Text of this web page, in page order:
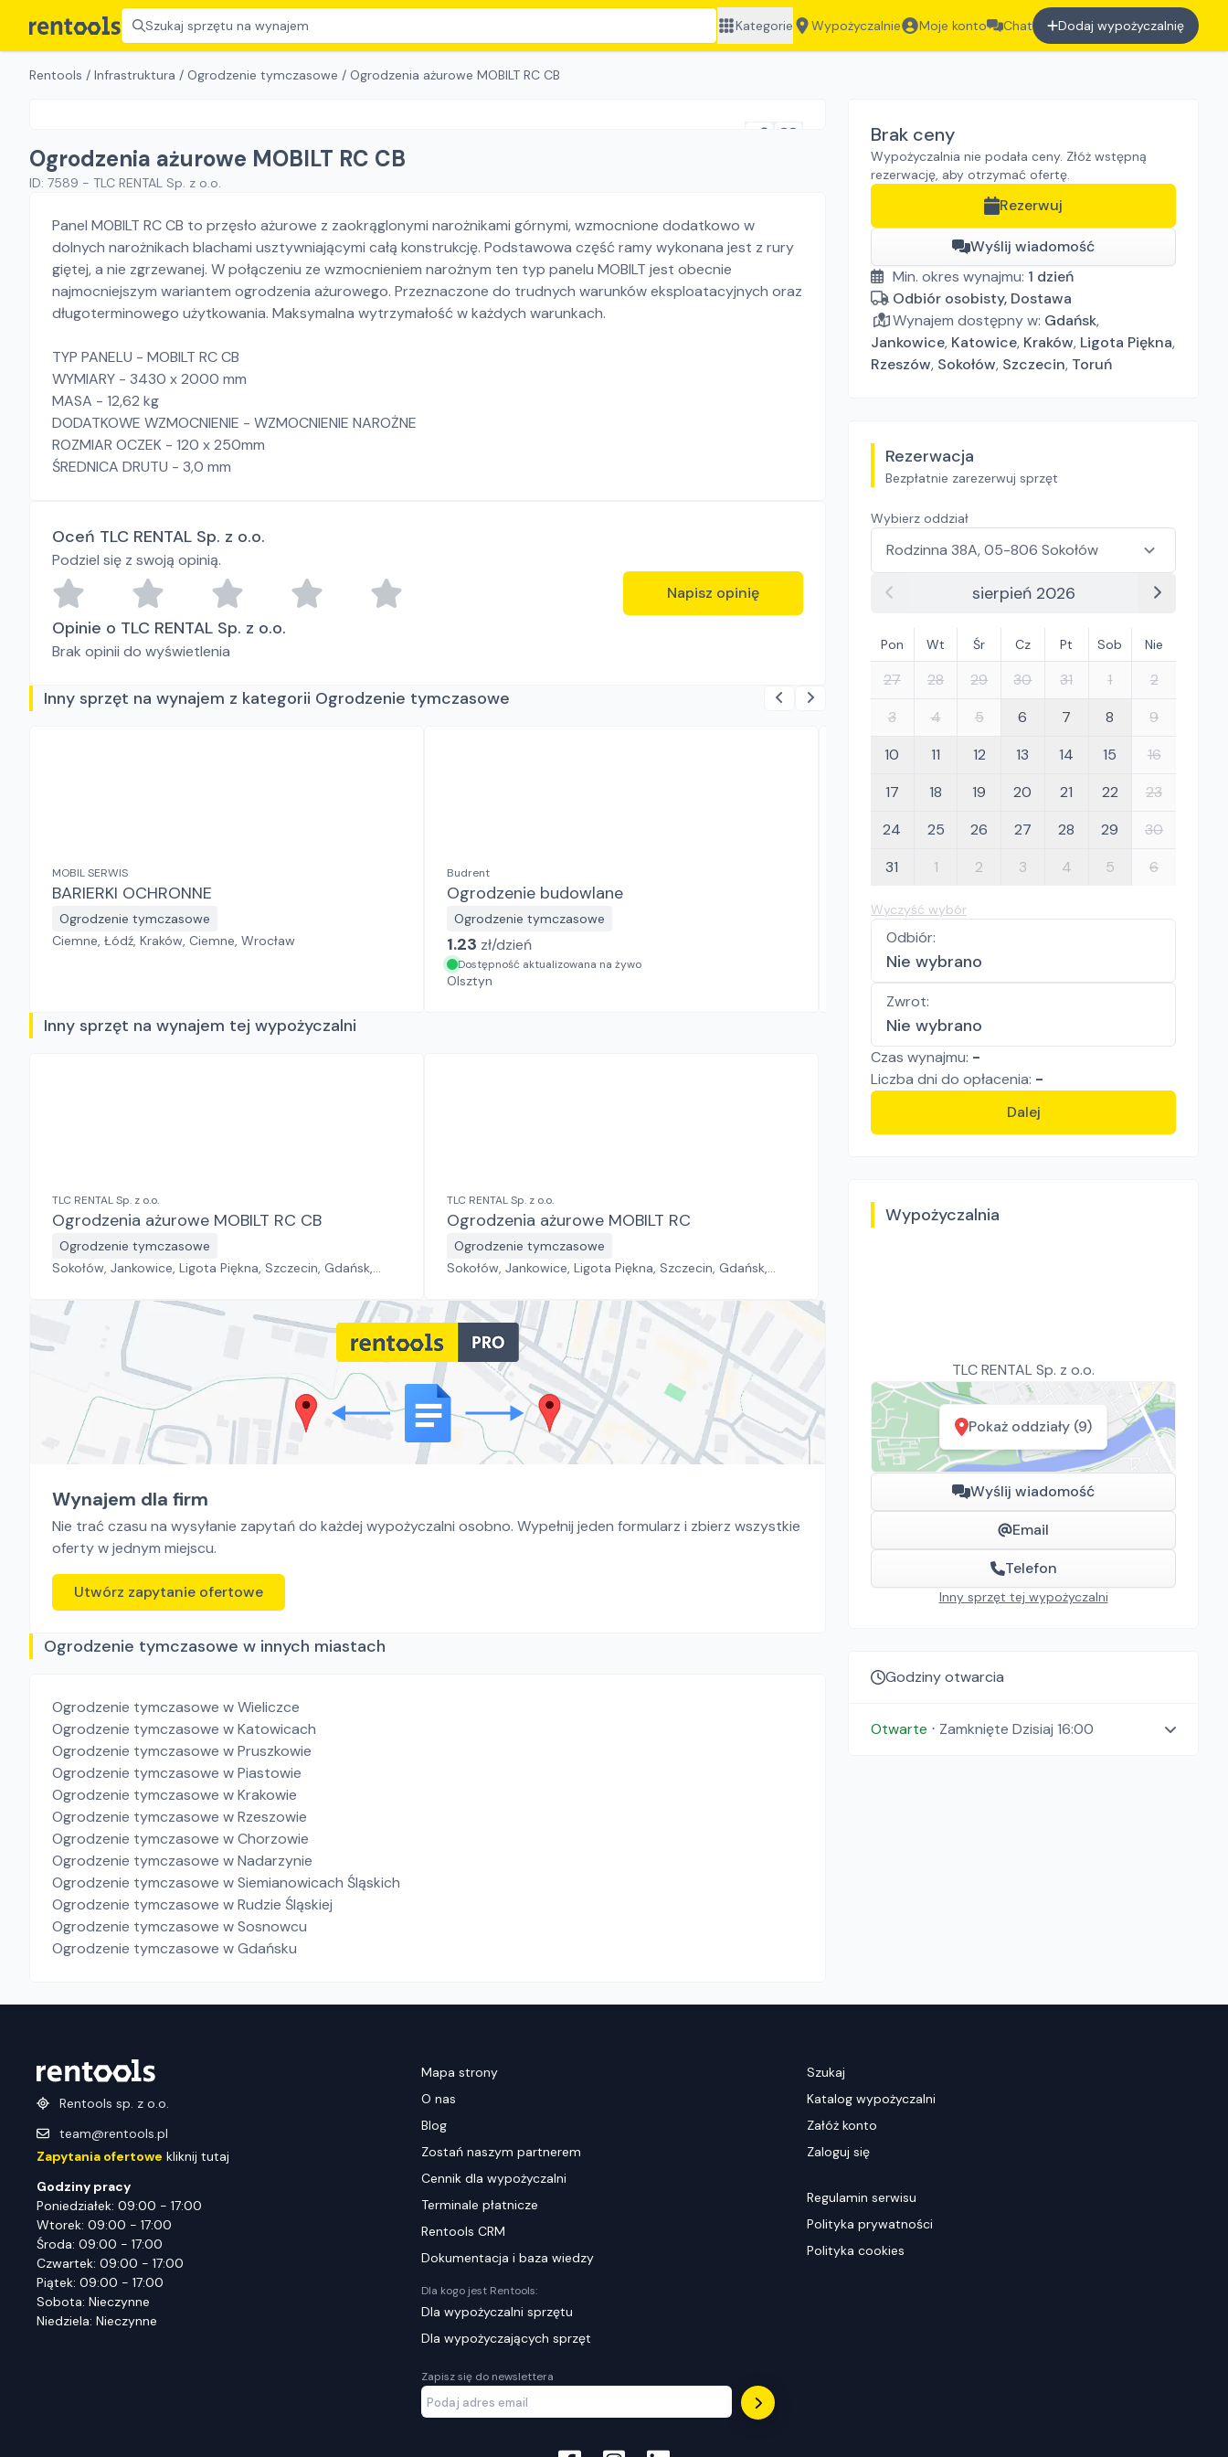
Szukaj sprzętu na wynajem Kategorie Wypożyczalnie Moje konto Chat Dodaj wypożyczalnię
Rentools / Infrastruktura / Ogrodzenie tymczasowe / Ogrodzenia ażurowe MOBILT RC CB
Ogrodzenia ażurowe MOBILT RC CB
ID: 7589 - TLC RENTAL Sp. z o.o.
Brak ceny
Wypożyczalnia nie podała ceny. Złóż wstępną
rezerwację, aby otrzymać ofertę.
Rezerwuj
Wyślij wiadomość
Min. okres wynajmu: 1 dzień
Odbiór osobisty, Dostawa
Wynajem dostępny w: Gdańsk,
Jankowice, Katowice, Kraków, Ligota Piękna,
Rzeszów, Sokołów, Szczecin, Toruń
Rezerwacja
Bezpłatnie zarezerwuj sprzęt
Wybierz oddział
sierpień 2026
Pon Wt Śr Cz Pt Sob Nie
27 28 29 30 31 1
2
3
4 5 6 7 8
9
10
11 12 13 14 15
16
17
18 19 20 21 22
23
24
25 26 27 28 29
30
31
1 2 3 4 5 6
Wyczyść wybór
Odbiór:
Nie wybrano
Zwrot:
Nie wybrano
Czas wynajmu: -
Liczba dni do opłacenia: -
Dalej
Wypożyczalnia
TLC RENTAL Sp. z o.o.
Pokaż oddziały (9)
Wyślij wiadomość
Email
Telefon
Inny sprzęt tej wypożyczalni
Godziny otwarcia
Otwarte ⋅ Zamknięte Dzisiaj 16:00
Panel MOBILT RC CB to przęsło ażurowe z zaokrąglonymi narożnikami górnymi, wzmocnione dodatkowo w
dolnych narożnikach blachami usztywniającymi całą konstrukcję. Podstawowa część ramy wykonana jest z rury
giętej, a nie zgrzewanej. W połączeniu ze wzmocnieniem narożnym ten typ panelu MOBILT jest obecnie
najmocniejszym wariantem ogrodzenia ażurowego. Przeznaczone do trudnych warunków eksploatacyjnych oraz
długoterminowego użytkowania. Maksymalna wytrzymałość w każdych warunkach.
TYP PANELU - MOBILT RC CB
WYMIARY - 3430 x 2000 mm
MASA - 12,62 kg
DODATKOWE WZMOCNIENIE - WZMOCNIENIE NAROŻNE
ROZMIAR OCZEK - 120 x 250mm
ŚREDNICA DRUTU - 3,0 mm
Oceń TLC RENTAL Sp. z o.o.
Podziel się z swoją opinią.
Napisz opinię
Opinie o TLC RENTAL Sp. z o.o.
Brak opinii do wyświetlenia
Inny sprzęt na wynajem z kategorii Ogrodzenie tymczasowe
MOBIL SERWIS
BARIERKI OCHRONNE
Ogrodzenie tymczasowe
Ciemne, Łódź, Kraków, Ciemne, Wrocław
Budrent
Ogrodzenie budowlane
Ogrodzenie tymczasowe
1.23 zł/dzień
Dostępność aktualizowana na żywo
Olsztyn
SALVADA Sp. z o.o.
BARIERA TYMCZASOWA BARIERKA LEKKA
2,3M TYP OWALNY
Ogrodzenie tymczasowe
Warszawa, Gdańsk, Poznań, Janki
Inny sprzęt na wynajem tej wypożyczalni
TLC RENTAL Sp. z o.o.
Ogrodzenia ażurowe MOBILT RC CB
Ogrodzenie tymczasowe
Sokołów, Jankowice, Ligota Piękna, Szczecin, Gdańsk,
TLC RENTAL Sp. z o.o.
Ogrodzenia ażurowe MOBILT RC
Ogrodzenie tymczasowe
Sokołów, Jankowice, Ligota Piękna, Szczecin, Gdańsk,
Wynajem dla firm
Nie trać czasu na wysyłanie zapytań do każdej wypożyczalni osobno. Wypełnij jeden formularz i zbierz wszystkie
oferty w jednym miejscu.
Utwórz zapytanie ofertowe
Ogrodzenie tymczasowe w innych miastach
Ogrodzenie tymczasowe w Wieliczce
Ogrodzenie tymczasowe w Katowicach
Ogrodzenie tymczasowe w Pruszkowie
Ogrodzenie tymczasowe w Piastowie
Ogrodzenie tymczasowe w Krakowie
Ogrodzenie tymczasowe w Rzeszowie
Ogrodzenie tymczasowe w Chorzowie
Ogrodzenie tymczasowe w Nadarzynie
Ogrodzenie tymczasowe w Siemianowicach Śląskich
Ogrodzenie tymczasowe w Rudzie Śląskiej
Ogrodzenie tymczasowe w Sosnowcu
Ogrodzenie tymczasowe w Gdańsku
Rentools sp. z o.o.
team@rentools.pl
Zapytania ofertowe kliknij tutaj
Godziny pracy
Poniedziałek: 09:00 - 17:00
Wtorek: 09:00 - 17:00
Środa: 09:00 - 17:00
Czwartek: 09:00 - 17:00
Piątek: 09:00 - 17:00
Sobota: Nieczynne
Niedziela: Nieczynne
Mapa strony
O nas
Blog
Zostań naszym partnerem
Cennik dla wypożyczalni
Terminale płatnicze
Rentools CRM
Dokumentacja i baza wiedzy
Dla kogo jest Rentools:
Dla wypożyczalni sprzętu
Dla wypożyczających sprzęt
Zapisz się do newslettera
Szukaj
Katalog wypożyczalni
Załóż konto
Zaloguj się
Regulamin serwisu
Polityka prywatności
Polityka cookies